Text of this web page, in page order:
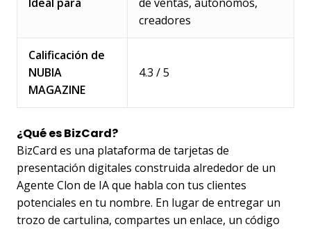
creadores
Calificación de
NUBIA
MAGAZINE
4.3 / 5
¿Qué es BizCard?
BizCard es una plataforma de tarjetas de
presentación digitales construida alrededor de un
Agente Clon de IA que habla con tus clientes
potenciales en tu nombre. En lugar de entregar un
trozo de cartulina, compartes un enlace, un código